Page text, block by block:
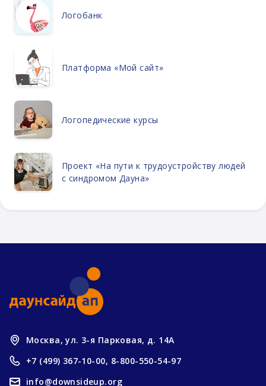
Логобанк
Платформа «Мой сайт»
Логопедические курсы
Проект «На пути к трудоустройству людей
с синдромом Дауна»
Москва, ул. 3-я Парковая, д. 14А
+7 (499) 367-10-00, 8-800-550-54-97
info@downsideup.org